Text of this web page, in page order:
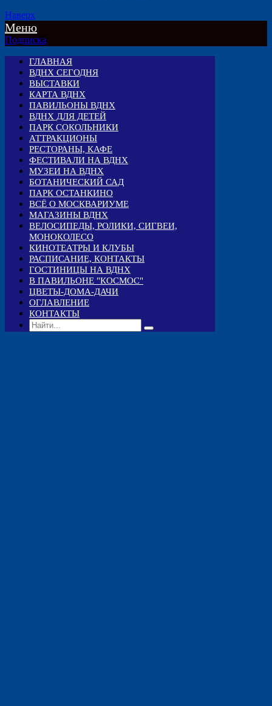
Наверх
Меню
Подписка
ГЛАВНАЯ
ВДНХ СЕГОДНЯ
ВЫСТАВКИ
КАРТА ВДНХ
ПАВИЛЬОНЫ ВДНХ
ВДНХ ДЛЯ ДЕТЕЙ
ПАРК СОКОЛЬНИКИ
АТТРАКЦИОНЫ
РЕСТОРАНЫ, КАФЕ
ФЕСТИВАЛИ НА ВДНХ
МУЗЕИ НА ВДНХ
БОТАНИЧЕСКИЙ САД
ПАРК ОСТАНКИНО
ВСЁ О МОСКВАРИУМЕ
МАГАЗИНЫ ВДНХ
ВЕЛОСИПЕДЫ, РОЛИКИ, СИГВЕИ,
МОНОКОЛЕСО
КИНОТЕАТРЫ И КЛУБЫ
РАСПИСАНИЕ, КОНТАКТЫ
ГОСТИНИЦЫ НА ВДНХ
В ПАВИЛЬОНЕ "КОСМОС"
ЦВЕТЫ-ДОМА-ДАЧИ
ОГЛАВЛЕНИЕ
КОНТАКТЫ